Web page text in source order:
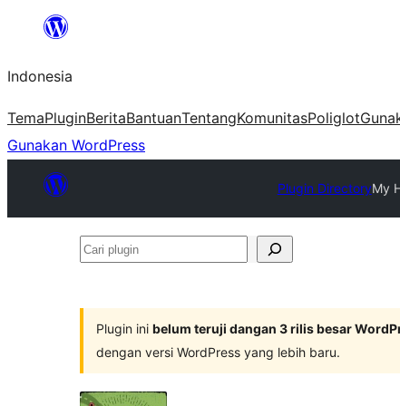
Lewati
konten
Indonesia
TemaPluginBeritaBantuanTentangKomunitasPoliglot
Gunakan WordPress
Plugin DirectoryMy
Cari
Plugin ini belum teruji dangan 3 rilis besar
dengan versi WordPress yang lebih baru.